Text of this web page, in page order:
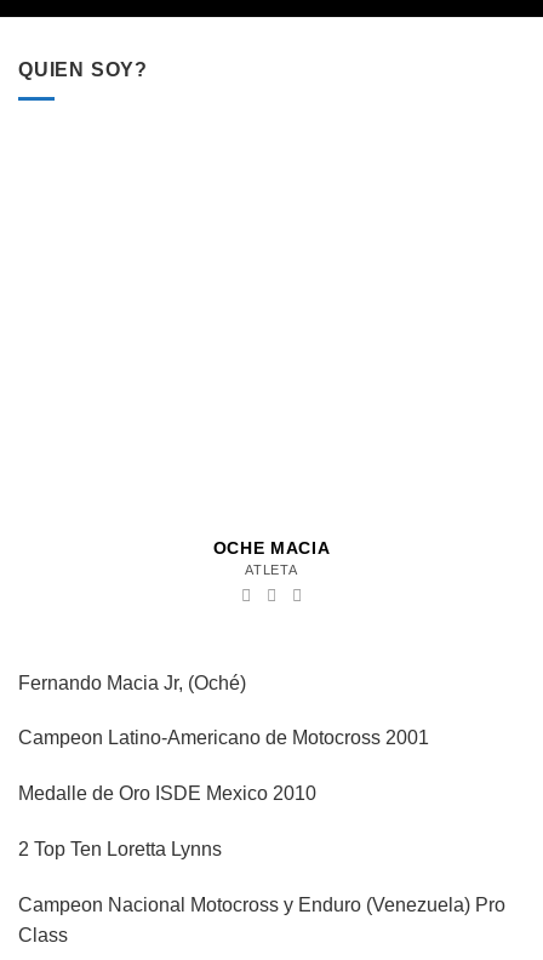
QUIEN SOY?
OCHE MACIA
ATLETA
Fernando Macia Jr, (Oché)
Campeon Latino-Americano de Motocross 2001
Medalle de Oro ISDE Mexico 2010
2 Top Ten Loretta Lynns
Campeon Nacional Motocross y Enduro (Venezuela) Pro
Class